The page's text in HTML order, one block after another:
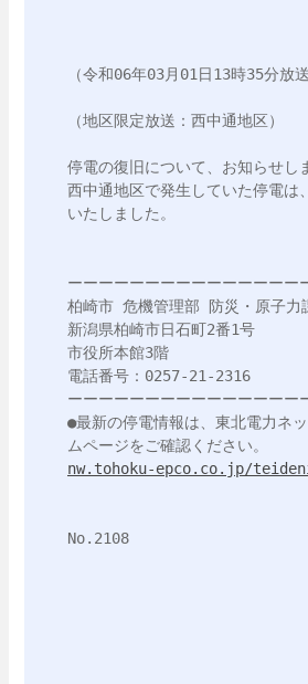
（令和06年03月01日13時35分放送
（地区限定放送：西中通地区）
停電の復旧について、お知らせし
西中通地区で発生していた停電は
いたしました。
ーーーーーーーーーーーーーーー
柏崎市 危機管理部 防災・原子力
新潟県柏崎市日石町2番1号
市役所本館3階
電話番号：0257-21-2316
ーーーーーーーーーーーーーーー
●最新の停電情報は、東北電力ネ
nw.tohoku-epco.co.jp/
No.2108